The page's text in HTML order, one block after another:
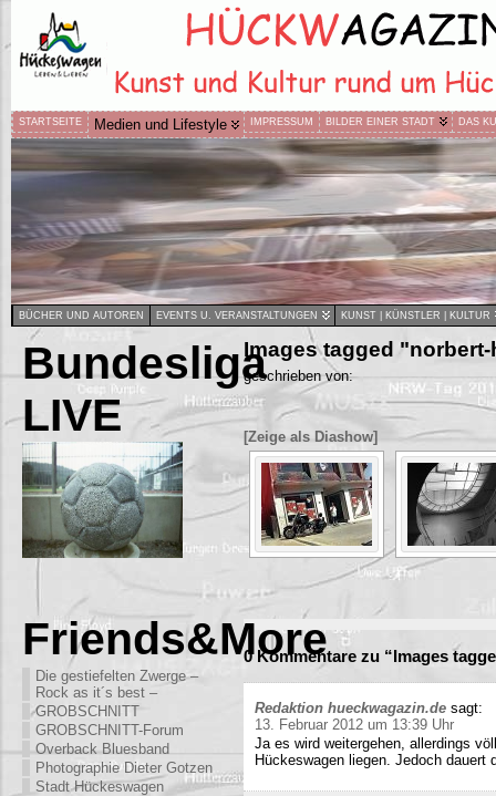
STARTSEITE Medien und Lifestyle IMPRESSUM BILDER EINER STADT DAS
BÜCHER UND AUTOREN EVENTS U. VERANSTALTUNGEN KUNST | KÜNSTLER | KULTUR
Bundesliga
LIVE
Friends&More
Die gestiefelten Zwerge –
Rock as it´s best –
GROBSCHNITT
GROBSCHNITT-Forum
Overback Bluesband
Photographie Dieter Gotzen
Stadt Hückeswagen
Images tagged
geschrieben von:
[Zeige als Diashow]
0 Kommentare zu “Images
Redaktion hueckwagazin.de sagt:
13. Februar 2012 um 13:39 Uhr
Ja es wird weitergehen, allerdings
Hückeswagen liegen. Jedoch